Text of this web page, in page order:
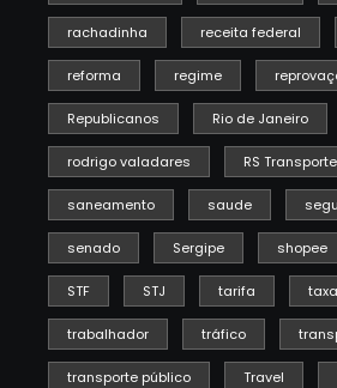
rachadinha receita federal
reforma regime
Republicanos Rio de Janeiro
rodrigo valadares RS
saneamento saude
senado Sergipe shopee
STF STJ tarifa taxa
trabalhador tráfico
transporte público Travel